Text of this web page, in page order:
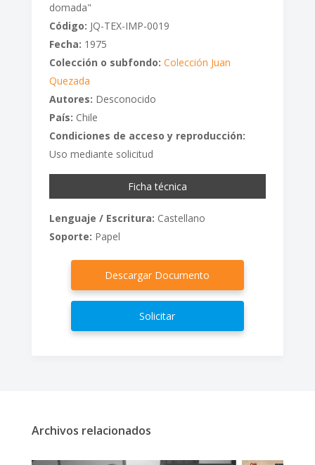
domada"
Código: JQ-TEX-IMP-0019
Fecha: 1975
Colección o subfondo: Colección Juan
Quezada
Autores: Desconocido
País: Chile
Condiciones de acceso y reproducción:
Uso mediante solicitud
Ficha técnica
Lenguaje / Escritura: Castellano
Soporte: Papel
Descargar Documento
Solicitar
Archivos relacionados